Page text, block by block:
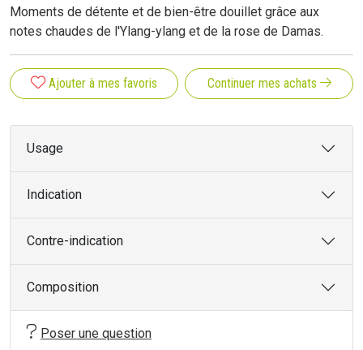
Moments de détente et de bien-être douillet grâce aux
notes chaudes de l'Ylang-ylang et de la rose de Damas.
Ajouter à mes favoris Continuer mes achats
Usage
Indication
Contre-indication
Composition
Poser une question